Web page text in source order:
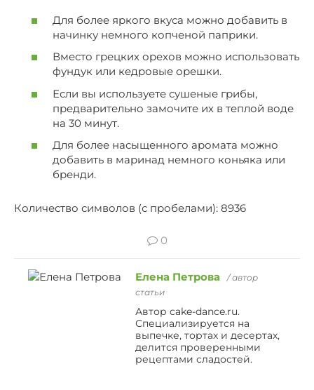
Для более яркого вкуса можно добавить в
начинку немного копченой паприки.
Вместо грецких орехов можно использовать
фундук или кедровые орешки.
Если вы используете сушеные грибы,
предварительно замочите их в теплой воде
на 30 минут.
Для более насыщенного аромата можно
добавить в маринад немного коньяка или
бренди.
Количество символов (с пробелами): 8936
0
Елена Петрова
/ автор
статьи
Автор cake-dance.ru.
Специализируется на
выпечке, тортах и десертах,
делится проверенными
рецептами сладостей.